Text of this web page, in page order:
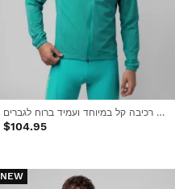
מעיל רכיבה קל במיוחד ועמיד ברוח לגברים
$104.95
NEW